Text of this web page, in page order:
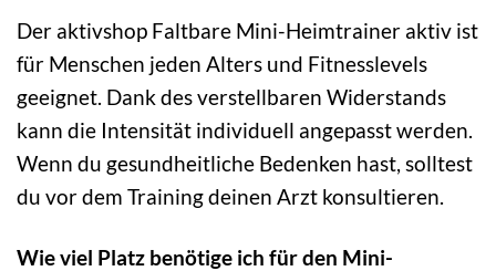
Der aktivshop Faltbare Mini-Heimtrainer aktiv ist
für Menschen jeden Alters und Fitnesslevels
geeignet. Dank des verstellbaren Widerstands
kann die Intensität individuell angepasst werden.
Wenn du gesundheitliche Bedenken hast, solltest
du vor dem Training deinen Arzt konsultieren.
Wie viel Platz benötige ich für den Mini-